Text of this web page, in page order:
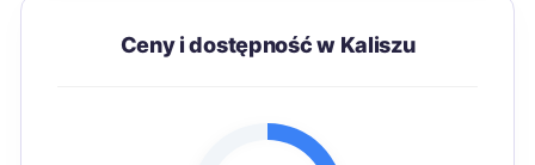
Ceny i dostępność w Kaliszu